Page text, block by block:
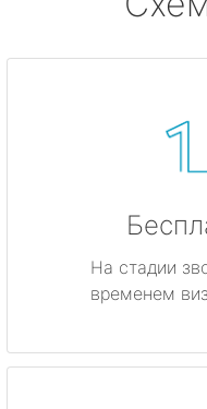
На стадии
временем